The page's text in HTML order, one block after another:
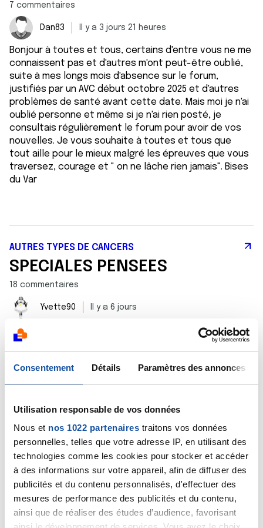
Consentement Détails Paramètres des annonces
Utilisation responsable de vos données
Nous et nos 1022 partenaires traitons vos données
personnelles, telles que votre adresse IP, en utilisant des
technologies comme les cookies pour stocker et accéder
à des informations sur votre appareil, afin de diffuser des
publicités et du contenu personnalisés, d'effectuer des
mesures de performance des publicités et du contenu,
ainsi que de réaliser des études d’audience, favorisant
7 commentaires
Dan83 Il y a 3 jours 21 heures
Bonjour à toutes et tous, certains d'entre vous ne me
connaissent pas et d'autres m'ont peut-être oublié,
suite à mes longs mois d'absence sur le forum,
justifiés par un AVC début octobre 2025 et d'autres
problèmes de santé avant cette date. Mais moi je n'ai
oublié personne et même si je n'ai rien posté, je
consultais régulièrement le forum pour avoir de vos
nouvelles. Je vous souhaite à toutes et tous que
tout aille pour le mieux malgré les épreuves que vous
traversez, courage et " on ne lâche rien jamais". Bises
du Var
AUTRES TYPES DE CANCERS
SPECIALES PENSEES
18 commentaires
Yvette90 Il y a 6 jours
Bonjour tout le monde. Un nouveau "spéciales
pensées" pour tous. Tenez bon et ne lâchez rien.
Belle semaine 🌞🌈💗🥰
CANCER DU SEIN
Vivre sans prothèses mammaires
2 commentaires
Flotte Il y a 1 semaine
J'ai choisi d'avoir une double mastectomie. Avant